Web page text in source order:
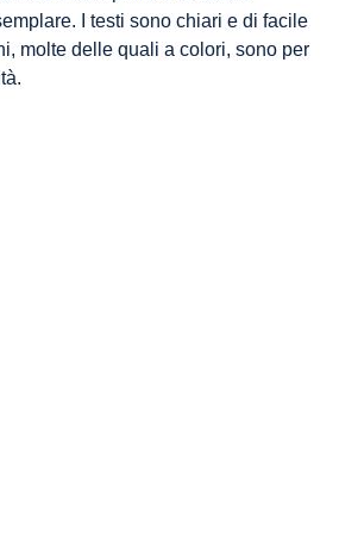
I testi sono chiari e di facile
molte delle quali a colori, sono per